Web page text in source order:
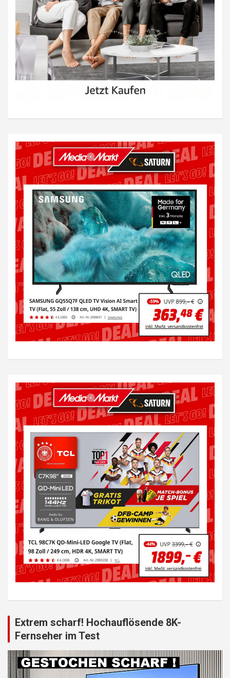
Extrem scharf! Hochauflösende 8K-
Fernseher im Test